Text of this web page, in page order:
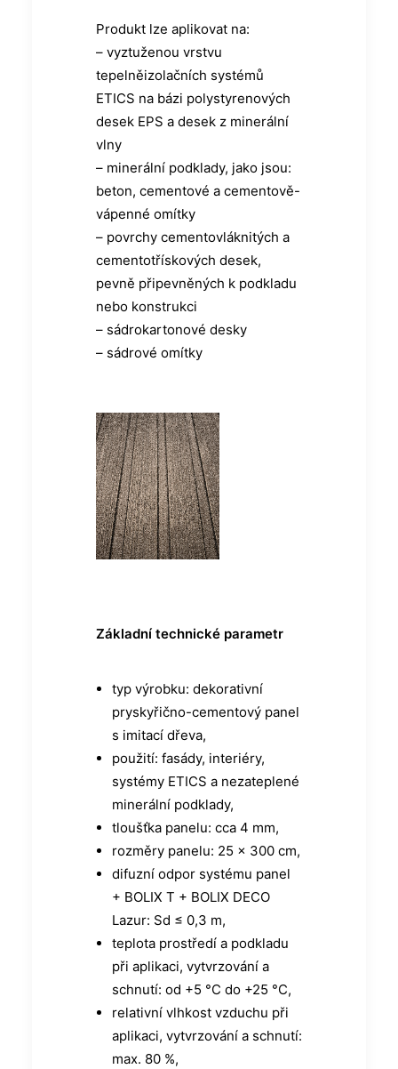
Produkt lze aplikovat na:
– vyztuženou vrstvu
tepelněizolačních systémů
ETICS na bázi polystyrenových
desek EPS a desek z minerální
vlny
– minerální podklady, jako jsou:
beton, cementové a cementově-
vápenné omítky
– povrchy cementovláknitých a
cementotřískových desek,
pevně připevněných k podkladu
nebo konstrukci
– sádrokartonové desky
– sádrové omítky
Základní technické parametr
typ výrobku: dekorativní
pryskyřično-cementový panel
s imitací dřeva,
použití: fasády, interiéry,
systémy ETICS a nezateplené
minerální podklady,
tloušťka panelu: cca 4 mm,
rozměry panelu: 25 × 300 cm,
difuzní odpor systému panel
+ BOLIX T + BOLIX DECO
Lazur: Sd ≤ 0,3 m,
teplota prostředí a podkladu
při aplikaci, vytvrzování a
schnutí: od +5 °C do +25 °C,
relativní vlhkost vzduchu při
aplikaci, vytvrzování a schnutí:
max. 80 %,